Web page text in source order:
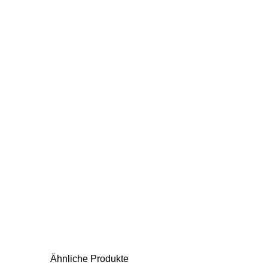
Ähnliche Produkte